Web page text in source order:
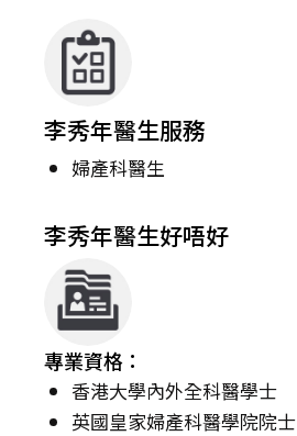
李秀年醫生服務
婦產科醫生
李秀年醫生好唔好
專業資格：
香港大學內外全科醫學士
英國皇家婦產科醫學院院士